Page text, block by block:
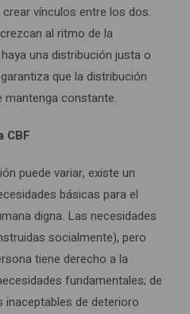
vínculos entre los dos.
al ritmo de la
una distribución justa o
que la distribución
mantenga constante.
CBF
puede variar, existe un
básicas para el
digna. Las necesidades
socialmente), pero
tiene derecho a la
fundamentales; de
inaceptables de deterioro